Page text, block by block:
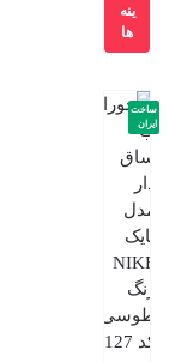
ینه
ها
ساخت
ایران